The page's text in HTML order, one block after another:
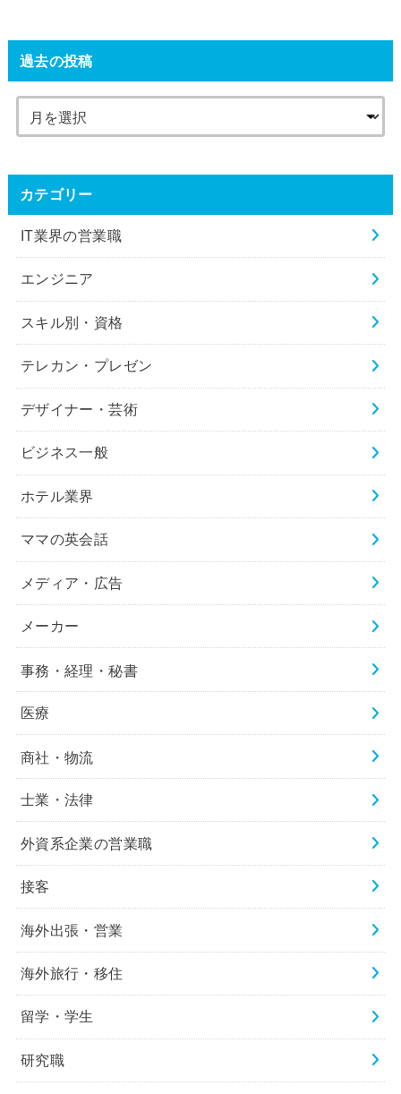
過去の投稿
カテゴリー
IT業界の営業職
エンジニア
スキル別・資格
テレカン・プレゼン
デザイナー・芸術
ビジネス一般
ホテル業界
ママの英会話
メディア・広告
メーカー
事務・経理・秘書
医療
商社・物流
士業・法律
外資系企業の営業職
接客
海外出張・営業
海外旅行・移住
留学・学生
研究職